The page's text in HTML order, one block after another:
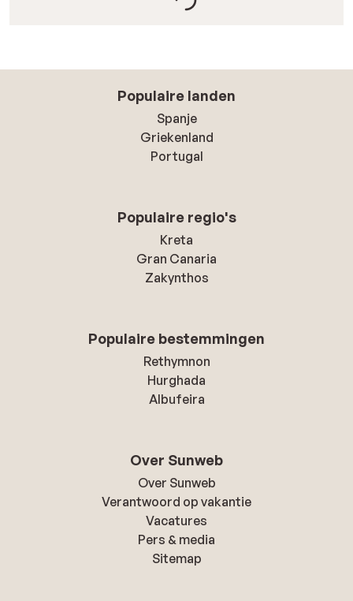
Populaire landen
Spanje
Griekenland
Portugal
Populaire regio's
Kreta
Gran Canaria
Zakynthos
Populaire bestemmingen
Rethymnon
Hurghada
Albufeira
Over Sunweb
Over Sunweb
Verantwoord op vakantie
Vacatures
Pers & media
Sitemap